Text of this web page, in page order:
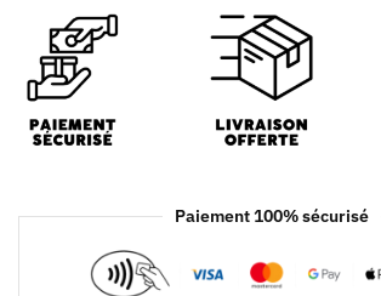
Paiement 100% sécurisé